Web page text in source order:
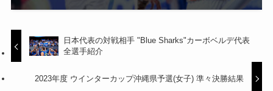
日本代表の対戦相手 "Blue Sharks"カーボベルデ代表
全選手紹介
2023年度 ウインターカップ沖縄県予選(女子) 準々決勝結果